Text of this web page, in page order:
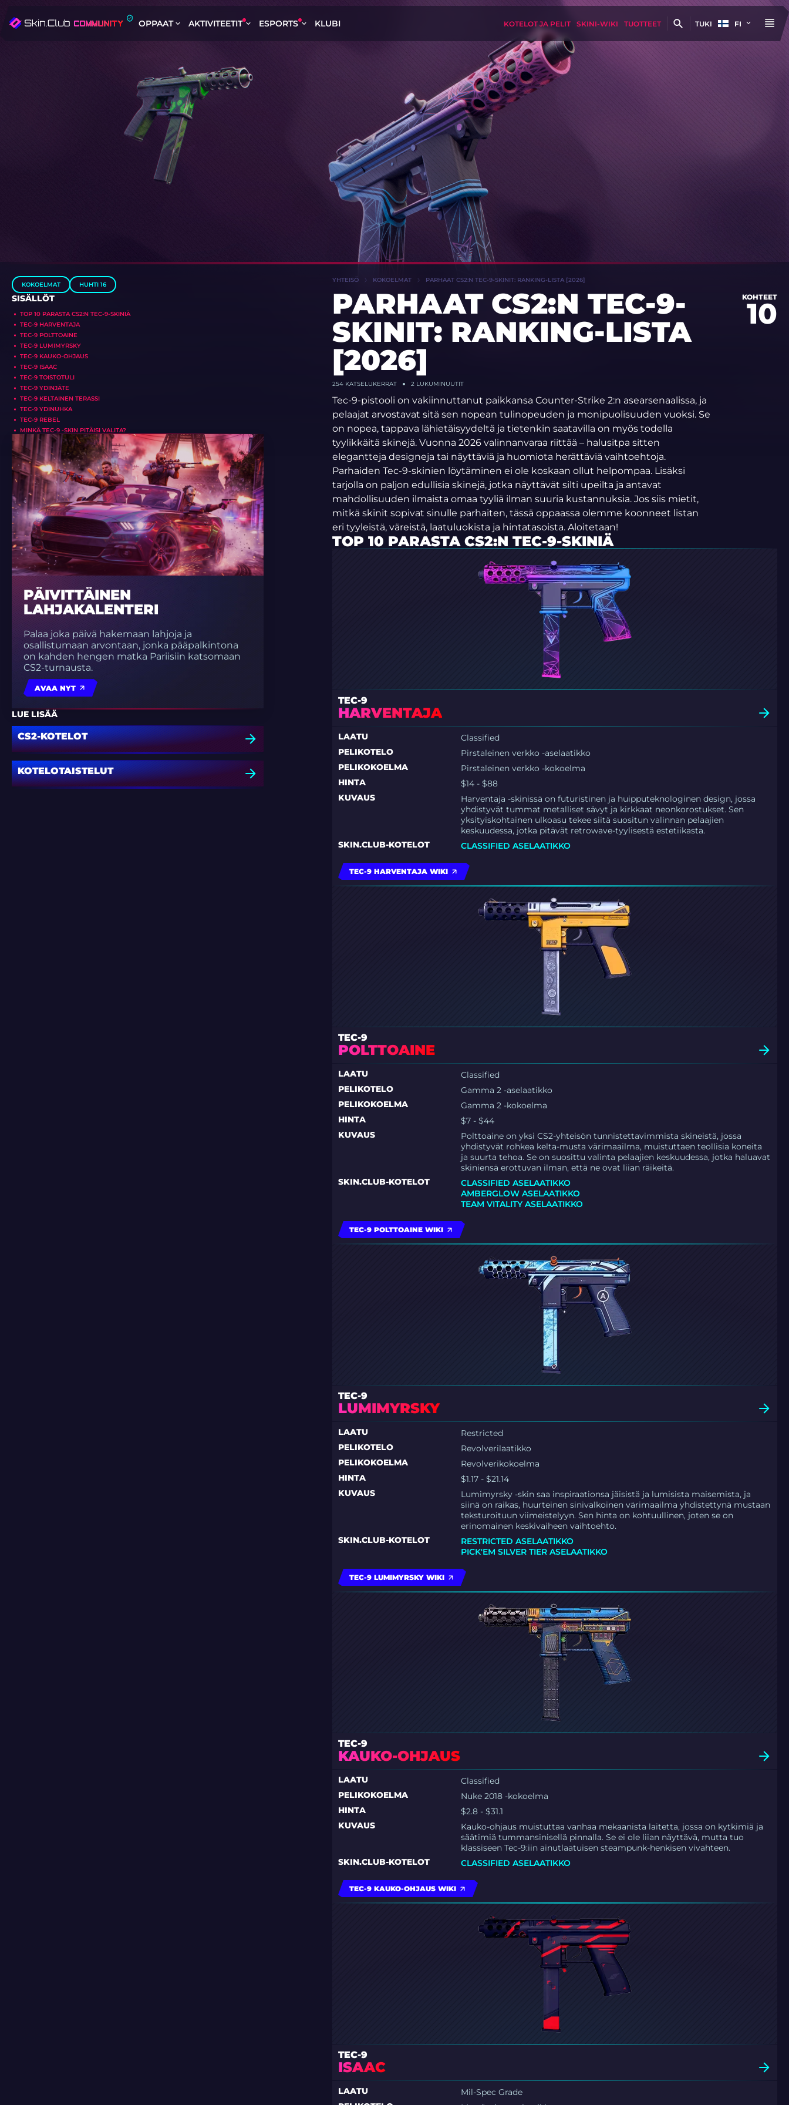
OPPAAT AKTIVITEETIT ESPORTS KLUBI KOTELOT JA PELIT SKINI-WIKI TUOTTEET TUKI FI
KOKOELMAT HUHTI 16
SISÄLLÖT
TOP 10 PARASTA CS2:N TEC-9-SKINIÄ
TEC-9 HARVENTAJA
TEC-9 POLTTOAINE
TEC-9 LUMIMYRSKY
TEC-9 KAUKO-OHJAUS
TEC-9 ISAAC
TEC-9 TOISTOTULI
TEC-9 YDINJÄTE
TEC-9 KELTAINEN TERASSI
TEC-9 YDINUHKA
TEC-9 REBEL
MINKÄ TEC-9 -SKIN PITÄISI VALITA?
PÄIVITTÄINEN
LAHJAKALENTERI
Palaa joka päivä hakemaan lahjoja ja
osallistumaan arvontaan, jonka pääpalkintona
on kahden hengen matka Pariisiin katsomaan
CS2-turnausta.
AVAA NYT
LUE LISÄÄ
CS2-KOTELOT
KOTELOTAISTELUT
YHTEISÖ KOKOELMAT PARHAAT CS2:N TEC-9-SKINIT: RANKING-LISTA [2026]
PARHAAT CS2:N TEC-9-
SKINIT: RANKING-LISTA
[2026]
KOHTEET
10
254KATSELUKERRAT 2 LUKUMINUUTIT
Tec-9-pistooli on vakiinnuttanut paikkansa Counter-Strike 2:n asearsenaalissa, ja
pelaajat arvostavat sitä sen nopean tulinopeuden ja monipuolisuuden vuoksi. Se
on nopea, tappava lähietäisyydeltä ja tietenkin saatavilla on myös todella
tyylikkäitä skinejä. Vuonna 2026 valinnanvaraa riittää – halusitpa sitten
elegantteja designeja tai näyttäviä ja huomiota herättäviä vaihtoehtoja.
Parhaiden Tec-9-skinien löytäminen ei ole koskaan ollut helpompaa. Lisäksi
tarjolla on paljon edullisia skinejä, jotka näyttävät silti upeilta ja antavat
mahdollisuuden ilmaista omaa tyyliä ilman suuria kustannuksia. Jos siis mietit,
mitkä skinit sopivat sinulle parhaiten, tässä oppaassa olemme koonneet listan
eri tyyleistä, väreistä, laatuluokista ja hintatasoista. Aloitetaan!
TOP 10 PARASTA CS2:N TEC-9-SKINIÄ
TEC-9
HARVENTAJA
LAATU
Classified
PELIKOTELO
Pirstaleinen verkko -aselaatikko
PELIKOKOELMA
Pirstaleinen verkko -kokoelma
HINTA
$14 - $88
KUVAUS
Harventaja -skinissä on futuristinen ja huipputeknologinen design, jossa
yhdistyvät tummat metalliset sävyt ja kirkkaat neonkorostukset. Sen
yksityiskohtainen ulkoasu tekee siitä suositun valinnan pelaajien
keskuudessa, jotka pitävät retrowave-tyylisestä estetiikasta.
SKIN.CLUB-KOTELOT
CLASSIFIED ASELAATIKKO
TEC-9 HARVENTAJA WIKI
TEC-9
POLTTOAINE
LAATU
Classified
PELIKOTELO
Gamma 2 -aselaatikko
PELIKOKOELMA
Gamma 2 -kokoelma
HINTA
$7 - $44
KUVAUS
Polttoaine on yksi CS2-yhteisön tunnistettavimmista skineistä, jossa
yhdistyvät rohkea kelta-musta värimaailma, muistuttaen teollisia koneita
ja suurta tehoa. Se on suosittu valinta pelaajien keskuudessa, jotka haluavat
skiniensä erottuvan ilman, että ne ovat liian räikeitä.
SKIN.CLUB-KOTELOT
CLASSIFIED ASELAATIKKO
AMBERGLOW ASELAATIKKO
TEAM VITALITY ASELAATIKKO
TEC-9 POLTTOAINE WIKI
TEC-9
LUMIMYRSKY
LAATU
Restricted
PELIKOTELO
Revolverilaatikko
PELIKOKOELMA
Revolverikokoelma
HINTA
$1.17 - $21.14
KUVAUS
Lumimyrsky -skin saa inspiraationsa jäisistä ja lumisista maisemista, ja
siinä on raikas, huurteinen sinivalkoinen värimaailma yhdistettynä mustaan
teksturoituun viimeistelyyn. Sen hinta on kohtuullinen, joten se on
erinomainen keskivaiheen vaihtoehto.
SKIN.CLUB-KOTELOT
RESTRICTED ASELAATIKKO
PICK'EM SILVER TIER ASELAATIKKO
TEC-9 LUMIMYRSKY WIKI
TEC-9
KAUKO-OHJAUS
LAATU
Classified
PELIKOKOELMA
Nuke 2018 -kokoelma
HINTA
$2.8 - $31.1
KUVAUS
Kauko-ohjaus muistuttaa vanhaa mekaanista laitetta, jossa on kytkimiä ja
säätimiä tummansinisellä pinnalla. Se ei ole liian näyttävä, mutta tuo
klassiseen Tec-9:iin ainutlaatuisen steampunk-henkisen vivahteen.
SKIN.CLUB-KOTELOT
CLASSIFIED ASELAATIKKO
TEC-9 KAUKO-OHJAUS WIKI
TEC-9
ISAAC
LAATU
Mil-Spec Grade